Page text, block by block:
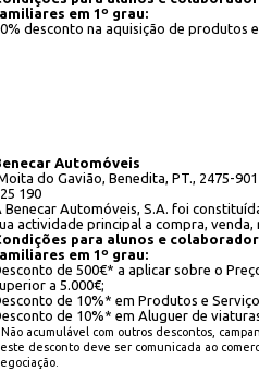
em 1º grau:
desconto na aquisição de produtos e
Automóveis
do Gavião, Benedita, PT., 2475-
190
Benecar Automóveis, S.A. foi
actividade principal a compra, venda,
para alunos e
em 1º grau:
de 500€* a aplicar sobre o
a 5.000€;
de 10%* em Produtos e
de 10%* em Aluguer de
acumulável com outros descontos,
desconto deve ser comunicada ao